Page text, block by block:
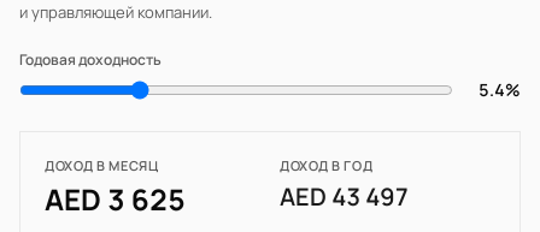
и управляющей компании.
Годовая доходность
5.4%
ДОХОД В МЕСЯЦ
AED 3 625
ДОХОД В ГОД
AED 43 497